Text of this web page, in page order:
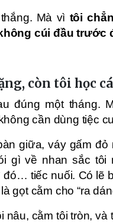
Mà vì tôi
cúi đầu trước
còn tôi học
đúng một tháng.
cần dùng tiệc
giữa, váy gấm
gì về nhan sắc
đó… tiếc nuối. Có lẽ
gọt cằm cho “ra
nâu, cằm tôi tròn,